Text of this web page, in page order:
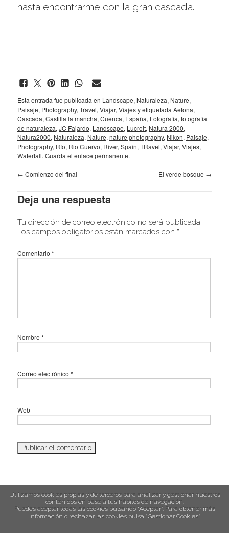
hasta encontrarme con la gran cascada.
Esta entrada fue publicada en Landscape, Naturaleza, Nature,
Paisaje, Photography, Travel, Viajar, Viajesy etiquetada Aefona,
Cascada, Castilla la mancha, Cuenca, España, Fotografia, fotografia
de naturaleza, JC Fajardo, Landscape, Lucroit, Natura 2000,
Natura2000, Naturaleza, Nature, nature photography, Nikon, Paisaje,
Photography, Río, Rio Cuervo, River, Spain, TRavel, Viajar, Viajes,
Waterfall. Guarda el enlace permanente.
← Comienzo del final El verde bosque →
Deja una respuesta
Tu dirección de correo electrónico no será publicada.
Los campos obligatorios están marcados con *
Comentario *
Nombre *
Correo electrónico *
Web
política de cookies
Utilizamos cookies propias y de terceros para analizar y gestionar nuestros
contenidos en base a tus hábitos de navegación.
Puedes aceptar todas las cookies pulsando “Aceptar”. Para obtener más
información o rechazar las cookies pulsa “Gestionar Cookies“